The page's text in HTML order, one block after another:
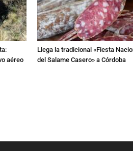
aéreo
Llega la tradicional «Fiesta
del Salame Casero» a Córdoba